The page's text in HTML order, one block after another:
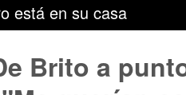
está en su casa
Brito a